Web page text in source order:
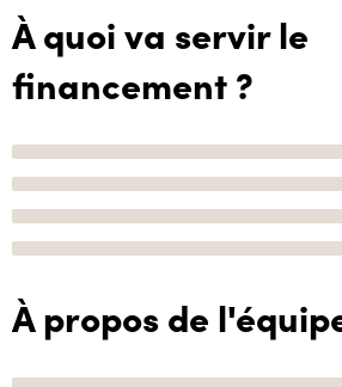
À quoi va servir le
financement ?
À propos de